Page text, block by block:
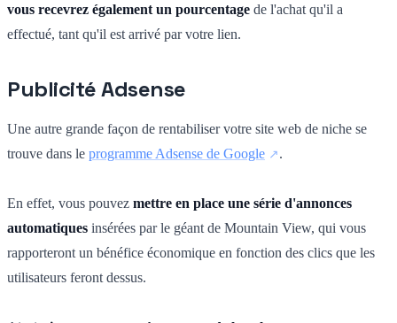
vous recevrez également un pourcentage de l'achat qu'il a
effectué, tant qu'il est arrivé par votre lien.
Publicité Adsense
Une autre grande façon de rentabiliser votre site web de niche se
trouve dans le programme Adsense de Google .
En effet, vous pouvez mettre en place une série d'annonces
automatiques insérées par le géant de Mountain View, qui vous
rapporteront un bénéfice économique en fonction des clics que les
utilisateurs feront dessus.